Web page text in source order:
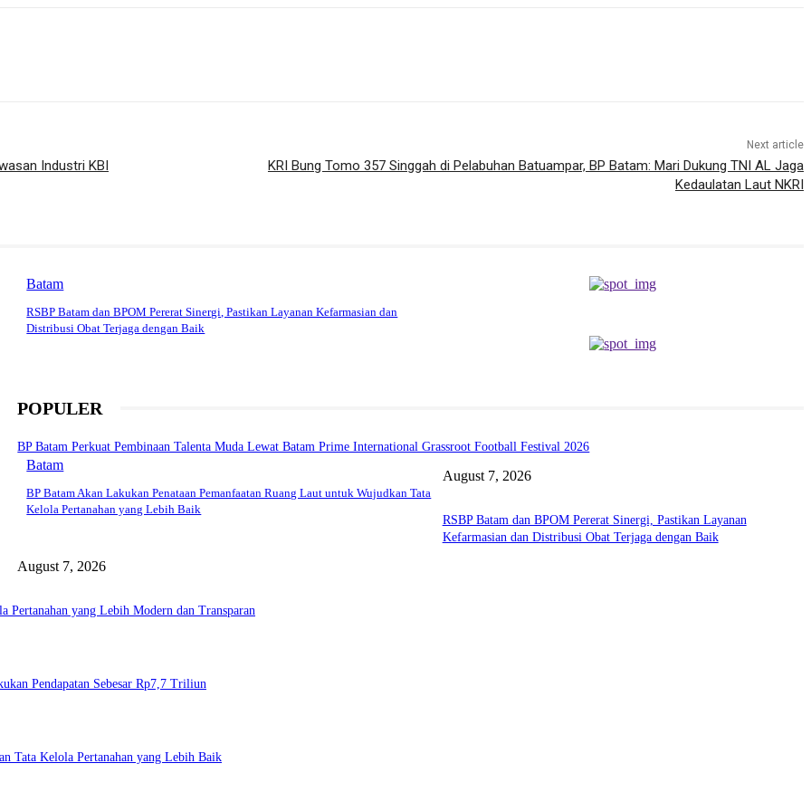
Industri KBI
Next article
KRI Bung Tomo 357 Singgah di Pelabuhan Batuampar, BP Batam: Mari Dukung TNI AL Jaga
Kedaulatan Laut NKRI
Batam
RSBP Batam dan BPOM Pererat Sinergi, Pastikan Layanan Kefarmasian dan
Distribusi Obat Terjaga dengan Baik
Batam
BP Batam Akan Lakukan Penataan Pemanfaatan Ruang Laut untuk Wujudkan Tata
Kelola Pertanahan yang Lebih Baik
POPULER
BP Batam Perkuat Pembinaan Talenta Muda Lewat Batam Prime International Grassroot Football Festival 2026
August 7, 2026
RSBP Batam dan BPOM Pererat Sinergi, Pastikan Layanan
Kefarmasian dan Distribusi Obat Terjaga dengan Baik
August 7, 2026
yang Lebih Modern dan Transparan
Pendapatan Sebesar Rp7,7 Triliun
Tata Kelola Pertanahan yang Lebih Baik